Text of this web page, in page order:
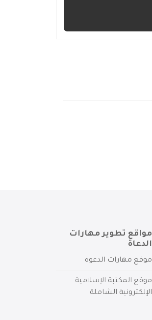
مواقع تطوير مهارات
الدعاة
موقع مهارات الدعوة
موقع المكتبة الإسلامية
الإلكترونية الشاملة